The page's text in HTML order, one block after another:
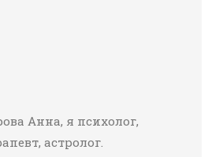
Анна, я психолог,
астролог.